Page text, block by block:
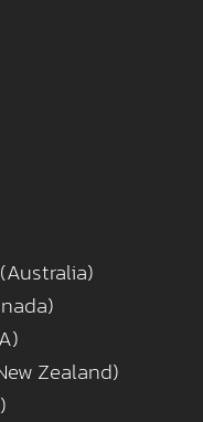
Zealand)